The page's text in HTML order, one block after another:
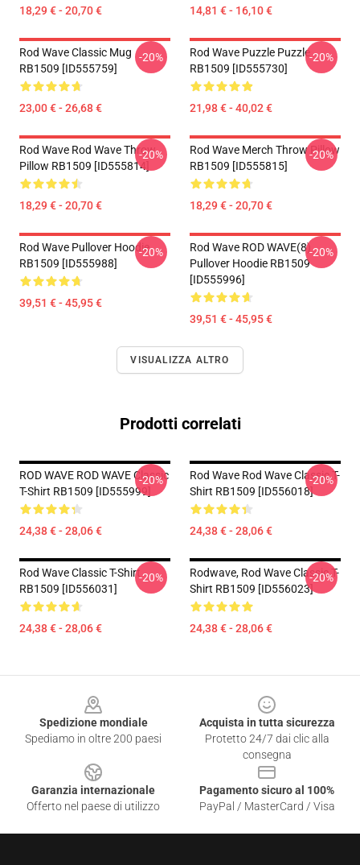
18,29 € - 20,70 € 14,81 € - 16,10 €
Rod Wave Classic Mug
RB1509 [ID555759]
23,00 € - 26,68 €
-20%
Rod Wave Puzzle Puzzle
RB1509 [ID555730]
21,98 € - 40,02 €
-20%
Rod Wave Rod Wave Throw
Pillow RB1509 [ID555814]
18,29 € - 20,70 €
-20%
Rod Wave Merch Throw Pillow
RB1509 [ID555815]
18,29 € - 20,70 €
-20%
Rod Wave Pullover Hoodie
RB1509 [ID555988]
39,51 € - 45,95 €
-20%
Rod Wave ROD WAVE(8)
Pullover Hoodie RB1509
[ID555996]
39,51 € - 45,95 €
-20%
VISUALIZZA ALTRO
Prodotti correlati
ROD WAVE ROD WAVE Classic
T-Shirt RB1509 [ID555999]
24,38 € - 28,06 €
-20%
Rod Wave Rod Wave Classic T-
Shirt RB1509 [ID556018]
24,38 € - 28,06 €
-20%
Rod Wave Classic T-Shirt
RB1509 [ID556031]
24,38 € - 28,06 €
-20%
Rodwave, Rod Wave Classic T-
Shirt RB1509 [ID556023]
24,38 € - 28,06 €
-20%
Spedizione mondiale
Spediamo in oltre 200 paesi
Acquista in tutta sicurezza
Protetto 24/7 dai clic alla
consegna
Garanzia internazionale
Offerto nel paese di utilizzo
Pagamento sicuro al 100%
PayPal / MasterCard / Visa